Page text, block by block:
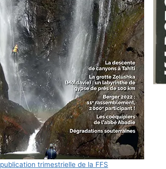
publication trimestrielle de la FFS